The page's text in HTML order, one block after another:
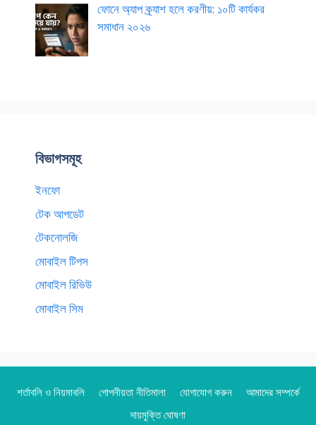
ফোনে অ্যাপ ক্র্যাশ হলে করণীয়: ১০টি কার্যকর
সমাধান ২০২৬
বিভাগসমূহ
ইনফো
টেক আপডেট
টেকনোলজি
মোবাইল টিপস
মোবাইল রিভিউ
মোবাইল সিম
শর্তাবলি ও নিয়মাবলি গোপনীয়তা নীতিমালা যোগাযোগ করুন
আমাদের সম্পর্কে
দায়মুক্তি ঘোষণা